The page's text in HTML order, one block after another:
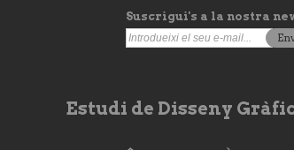
Suscrigui's a la nostra
Estudi de Disseny